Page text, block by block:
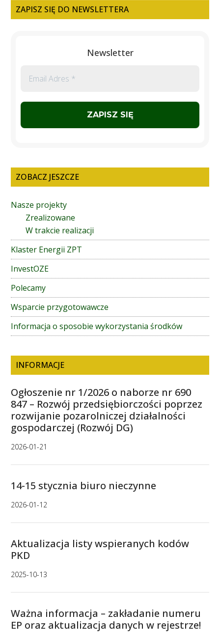
ZAPISZ SIĘ DO NEWSLETTERA
Newsletter
Adres
ZOBACZ JESZCZE
Nasze projekty
Zrealizowane
W trakcie realizacji
Klaster Energii ZPT
InvestOZE
Polecamy
Wsparcie przygotowawcze
Informacja o sposobie wykorzystania środków
INFORMACJE
Ogłoszenie nr 1/2026 o naborze nr 690
847 – Rozwój przedsiębiorczości poprzez
rozwijanie pozarolniczej działalności
gospodarczej (Rozwój DG)
2026-01-21
14-15 stycznia biuro nieczynne
2026-01-12
Aktualizacja listy wspieranych kodów
PKD
2025-10-13
Ważna informacja – zakładanie numeru
EP oraz aktualizacja danych w rejestrze!